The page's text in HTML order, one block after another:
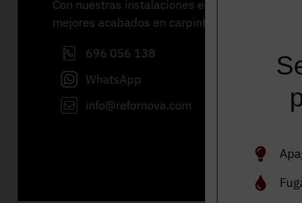
Con nuestras instalaciones en Cardedeu,
mejores acabados en carpintería interior y
696 056 138
WhatsApp
info@refornova.com